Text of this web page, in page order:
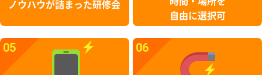
ノウハウが詰まった研修会
自由に選択可
05 06